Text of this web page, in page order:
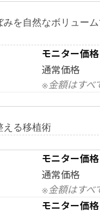
を自然なボリュー
モニター価格
通常価格
※金額はすべ
える移植術
モニター価格
通常価格
※金額はすべ
モニター価格